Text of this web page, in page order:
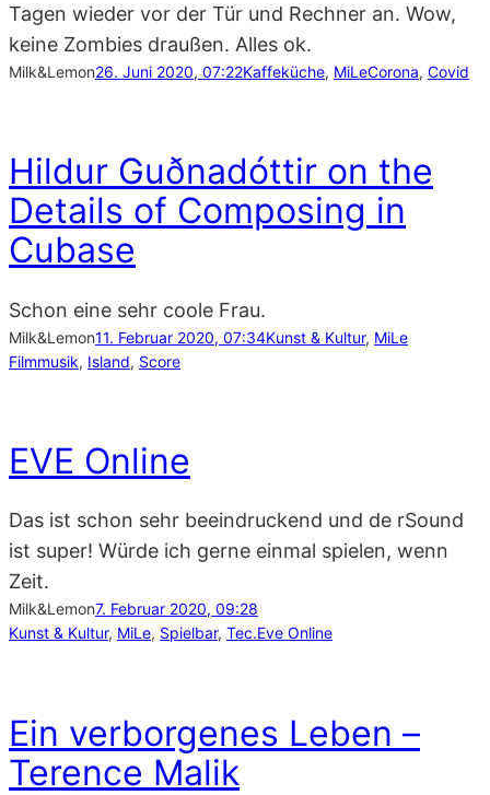
Tagen wieder vor der Tür und Rechner an. Wow,
keine Zombies draußen. Alles ok.
Milk&Lemon26. Juni 2020, 07:22Kaffeküche, MiLeCorona, Covid
Hildur Guðnadóttir on the
Details of Composing in
Cubase
Schon eine sehr coole Frau.
Milk&Lemon11. Februar 2020, 07:34Kunst & Kultur, MiLe
Filmmusik, Island, Score
EVE Online
Das ist schon sehr beeindruckend und de rSound
ist super! Würde ich gerne einmal spielen, wenn
Zeit.
Milk&Lemon7. Februar 2020, 09:28
Kunst & Kultur, MiLe, Spielbar, Tec.Eve Online
Ein verborgenes Leben –
Terence Malik